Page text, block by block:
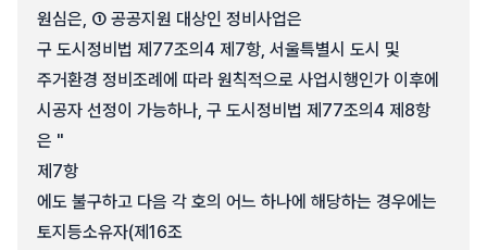
원심은, ① 공공지원 대상인 정비사업은
구 도시정비법 제77조의4 제7항, 서울특별시 도시 및
주거환경 정비조례에 따라 원칙적으로 사업시행인가 이후에
시공자 선정이 가능하나, 구 도시정비법 제77조의4 제8항
은 "
제7항
에도 불구하고 다음 각 호의 어느 하나에 해당하는 경우에는
토지등소유자(제16조